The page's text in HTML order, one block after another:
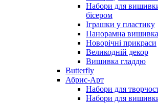
Набори для
бісером
Іграшки у пластику
Панорамна вишивка
Новорічні прикраси
Великодній декор
Вишивка гладдю
Butterfly
Абрис-Арт
Набори для
Набори для